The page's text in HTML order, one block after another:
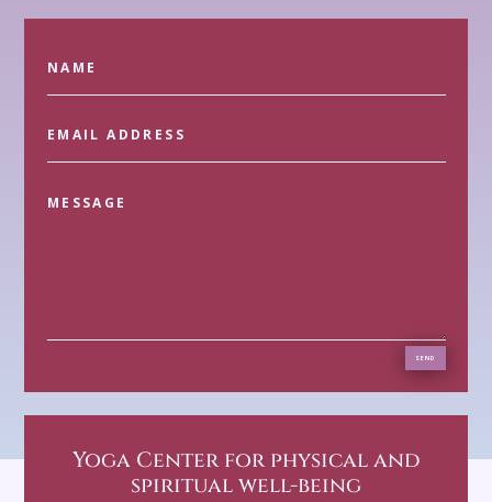
SEND
Yoga Centerfor physical and
spiritual well-being